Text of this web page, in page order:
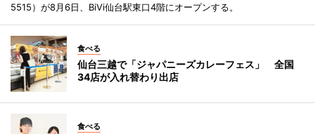
5515）が8月6日、BiVi仙台駅東口4階にオープンする。
食べる
仙台三越で「ジャパニーズカレーフェス」 全国
34店が入れ替わり出店
食べる